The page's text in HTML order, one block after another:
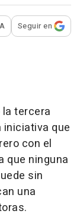
para
Seguir en
tercera
iniciativa que
con el
que ninguna
sin
una